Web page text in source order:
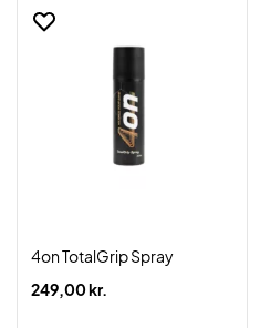
4on TotalGrip Spray
249,00 kr.